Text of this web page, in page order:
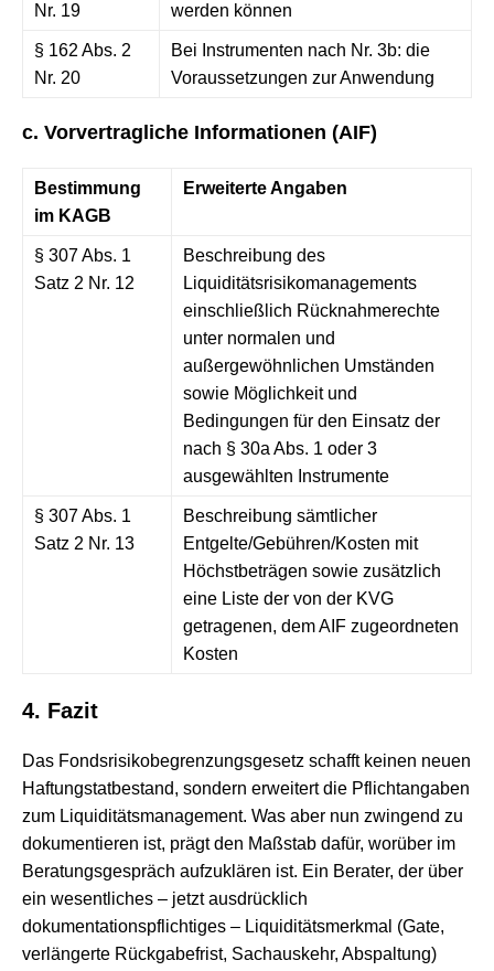
Nr. 19
werden können
§ 162 Abs. 2
Nr. 20
Bei Instrumenten nach Nr. 3b: die
Voraussetzungen zur Anwendung
c. Vorvertragliche Informationen (AIF)
Bestimmung
im KAGB
Erweiterte Angaben
§ 307 Abs. 1
Satz 2 Nr. 12
Beschreibung des
Liquiditätsrisikomanagements
einschließlich Rücknahmerechte
unter normalen und
außergewöhnlichen Umständen
sowie Möglichkeit und
Bedingungen für den Einsatz der
nach § 30a Abs. 1 oder 3
ausgewählten Instrumente
§ 307 Abs. 1
Satz 2 Nr. 13
Beschreibung sämtlicher
Entgelte/Gebühren/Kosten mit
Höchstbeträgen sowie zusätzlich
eine Liste der von der KVG
getragenen, dem AIF zugeordneten
Kosten
4. Fazit
Das Fondsrisikobegrenzungsgesetz schafft keinen neuen
Haftungstatbestand, sondern erweitert die Pflichtangaben
zum Liquiditätsmanagement. Was aber nun zwingend zu
dokumentieren ist, prägt den Maßstab dafür, worüber im
Beratungsgespräch aufzuklären ist. Ein Berater, der über
ein wesentliches – jetzt ausdrücklich
dokumentationspflichtiges – Liquiditätsmerkmal (Gate,
verlängerte Rückgabefrist, Sachauskehr, Abspaltung)